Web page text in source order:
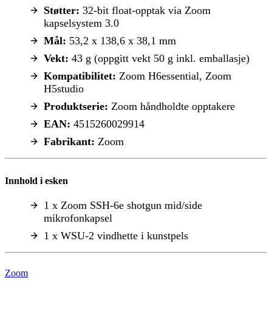
Støtter: 32-bit float-opptak via Zoom
kapselsystem 3.0
Mål: 53,2 x 138,6 x 38,1 mm
Vekt: 43 g (oppgitt vekt 50 g inkl. emballasje)
Kompatibilitet: Zoom H6essential, Zoom
H5studio
Produktserie: Zoom håndholdte opptakere
EAN: 4515260029914
Fabrikant: Zoom
Innhold i esken
1 x Zoom SSH-6e shotgun mid/side
mikrofonkapsel
1 x WSU-2 vindhette i kunstpels
Zoom